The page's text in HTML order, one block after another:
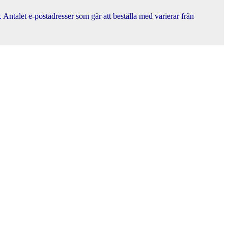
Antalet e-postadresser som går att beställa med varierar från